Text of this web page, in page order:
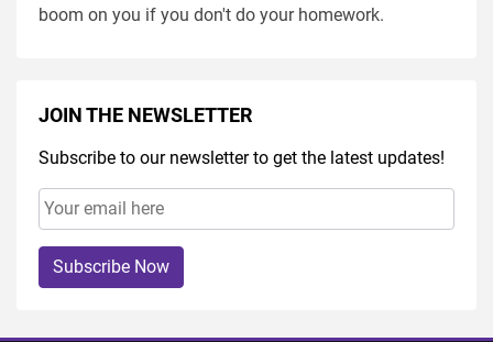
boom on you if you don't do your homework.
JOIN THE NEWSLETTER
Subscribe to our newsletter to get the latest updates!
Subscribe Now